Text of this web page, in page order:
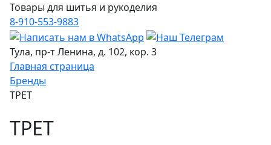
Товары для шитья и рукоделия
8-910-553-9883
Тула, пр-т Ленина, д. 102, кор. 3
Главная страница
Бренды
TPET
TPET